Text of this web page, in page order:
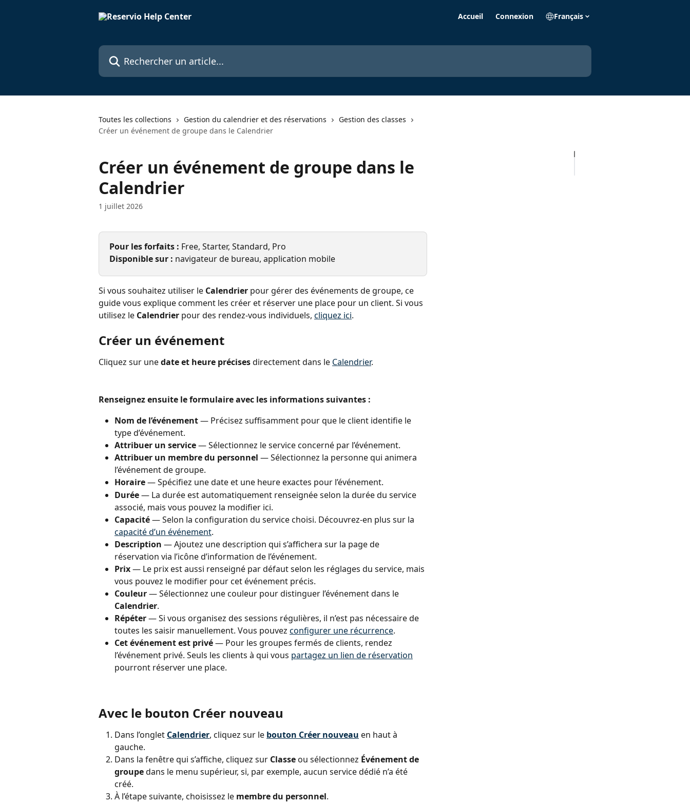
Accueil Connexion Français
Rechercher un article...
Toutes les collections Gestion du calendrier et des réservations
Gestion des classes
Créer un événement de groupe dans le Calendrier
Créer un événement de groupe dans le
Calendrier
1 juillet 2026
Pour les forfaits : Free, Starter, Standard, Pro
Disponible sur : navigateur de bureau, application mobile
Si vous souhaitez utiliser le Calendrier pour gérer des événements de groupe, ce
guide vous explique comment les créer et réserver une place pour un client. Si vous
utilisez le Calendrier pour des rendez-vous individuels, cliquez ici.
Créer un événement
Cliquez sur une date et heure précises directement dans le Calendrier.
Renseignez ensuite le formulaire avec les informations suivantes :
Nom de l’événement — Précisez suffisamment pour que le client identifie le
type d’événement.
Attribuer un service — Sélectionnez le service concerné par l’événement.
Attribuer un membre du personnel — Sélectionnez la personne qui animera
l’événement de groupe.
Horaire — Spécifiez une date et une heure exactes pour l’événement.
Durée — La durée est automatiquement renseignée selon la durée du service
associé, mais vous pouvez la modifier ici.
Capacité — Selon la configuration du service choisi. Découvrez-en plus sur la
capacité d’un événement.
Description — Ajoutez une description qui s’affichera sur la page de
réservation via l’icône d’information de l’événement.
Prix — Le prix est aussi renseigné par défaut selon les réglages du service, mais
vous pouvez le modifier pour cet événement précis.
Couleur — Sélectionnez une couleur pour distinguer l’événement dans le
Calendrier.
Répéter — Si vous organisez des sessions régulières, il n’est pas nécessaire de
toutes les saisir manuellement. Vous pouvez configurer une récurrence.
Cet événement est privé — Pour les groupes fermés de clients, rendez
l’événement privé. Seuls les clients à qui vous partagez un lien de réservation
pourront réserver une place.
Avec le bouton Créer nouveau
Dans l’onglet Calendrier, cliquez sur le bouton Créer nouveau en haut à
gauche.
Dans la fenêtre qui s’affiche, cliquez sur Classe ou sélectionnez Événement de
groupe dans le menu supérieur, si, par exemple, aucun service dédié n’a été
créé.
À l’étape suivante, choisissez le membre du personnel.